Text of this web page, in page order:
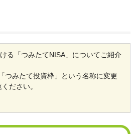
る「つみたてNISA」についてご紹介
つみたて投資枠」という名称に変更
ださい。